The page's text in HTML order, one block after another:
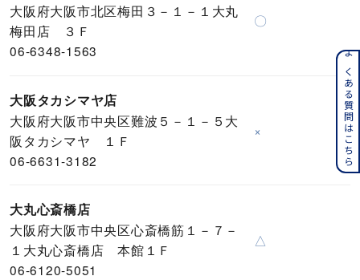
大阪府大阪市北区梅田３－１－１大丸
梅田店 ３Ｆ
06-6348-1563
〇
大阪タカシマヤ店
大阪府大阪市中央区難波５－１－５大
阪タカシマヤ １Ｆ
06-6631-3182
×
大丸心斎橋店
大阪府大阪市中央区心斎橋筋１－７－
１大丸心斎橋店 本館１Ｆ
06-6120-5051
△
よくある質問はこちら